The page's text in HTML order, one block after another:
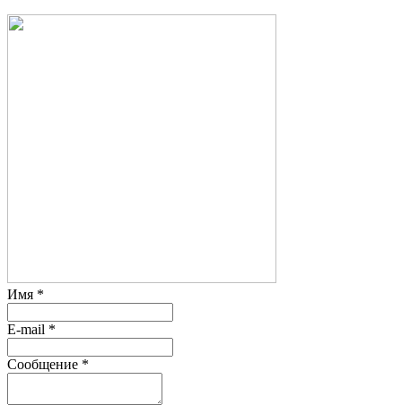
Имя *
E-mail *
Сообщение *